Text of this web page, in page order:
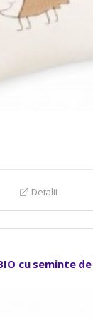
Detalii
cu seminte